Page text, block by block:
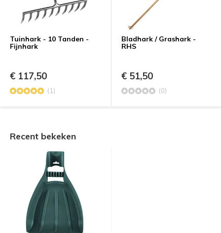
Tuinhark - 10 Tanden -
Fijnhark
€ 117,50
(1)
Bladhark / Grashark -
RHS
€ 51,50
(0)
Recent bekeken